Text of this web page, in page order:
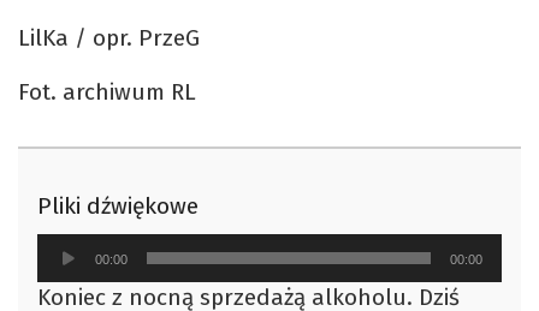
LilKa / opr. PrzeG
Fot. archiwum RL
Pliki dźwiękowe
Odtwarzacz
plików
00:00 00:00
Koniec z nocną sprzedażą alkoholu. Dziś